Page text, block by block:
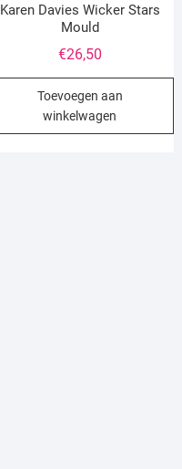
Karen Davies Wicker Stars
Mould
€26,50
Toevoegen aan
winkelwagen